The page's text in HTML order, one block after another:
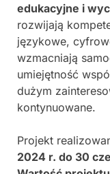
edukacyjne i
rozwijają
językowe,
wzmacniają
umiejętność
dużym
kontynuowane.
Projekt
2024 r. do 30